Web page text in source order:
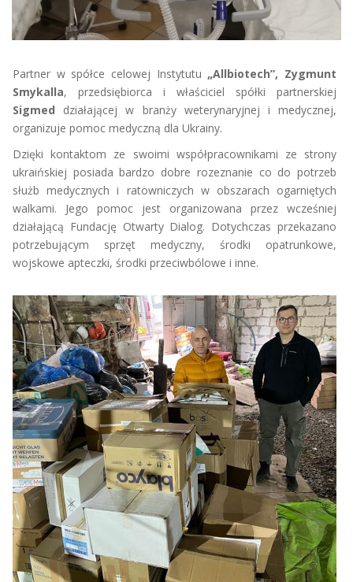
Partner w spółce celowej Instytutu „Allbiotech”, Zygmunt
Smykalla, przedsiębiorca i właściciel spółki partnerskiej
Sigmed działającej w branży weterynaryjnej i medycznej,
organizuje pomoc medyczną dla Ukrainy.
Dzięki kontaktom ze swoimi współpracownikami ze strony
ukraińskiej posiada bardzo dobre rozeznanie co do potrzeb
służb medycznych i ratowniczych w obszarach ogarniętych
walkami. Jego pomoc jest organizowana przez wcześniej
działającą Fundację Otwarty Dialog. Dotychczas przekazano
potrzebującym sprzęt medyczny, środki opatrunkowe,
wojskowe apteczki, środki przeciwbólowe i inne.